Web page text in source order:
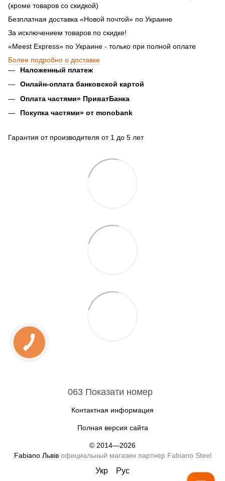
(кроме товаров со скидкой)
Безплатная доставка «Новой почтой» по Украине
За исключением товаров по скидке!
«Meest Express» по Украине - только при полной оплате
Более подробно о доставке
Наложенный платеж
Онлайн-оплата банковской картой
Оплата частями» ПриватБанка
Покупка частями» от monobank
Гарантия от производителя от 1 до 5 лет
063 Показати номер
Контактная информация
Полная версия сайта
© 2014—2026
Fabiano Львів официальный магазин партнер Fabiano Steel
Укр Рус